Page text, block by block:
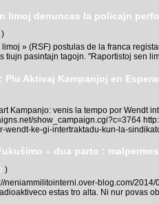
limoj denuncas la policajn
» (RSF) postulas de la franca
tiujn pasintajn tagojn. "Raportistoj sen
Plu Aktivaj Kampanjoj en
Kampanjo: venis la tempo por Wendt
show_campaign.cgi?c=3764
ke-gi-intertraktadu-kun-la-
– dua parto :
)
neniammilitointerni.over-blog.com/
estas tro alta. Ni nur povas